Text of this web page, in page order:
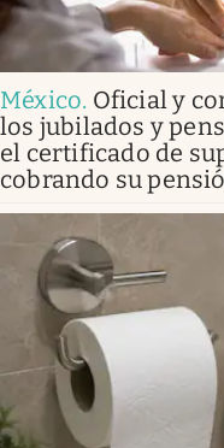
México. Oficial y
los jubilados y
el certificado de
cobrando su